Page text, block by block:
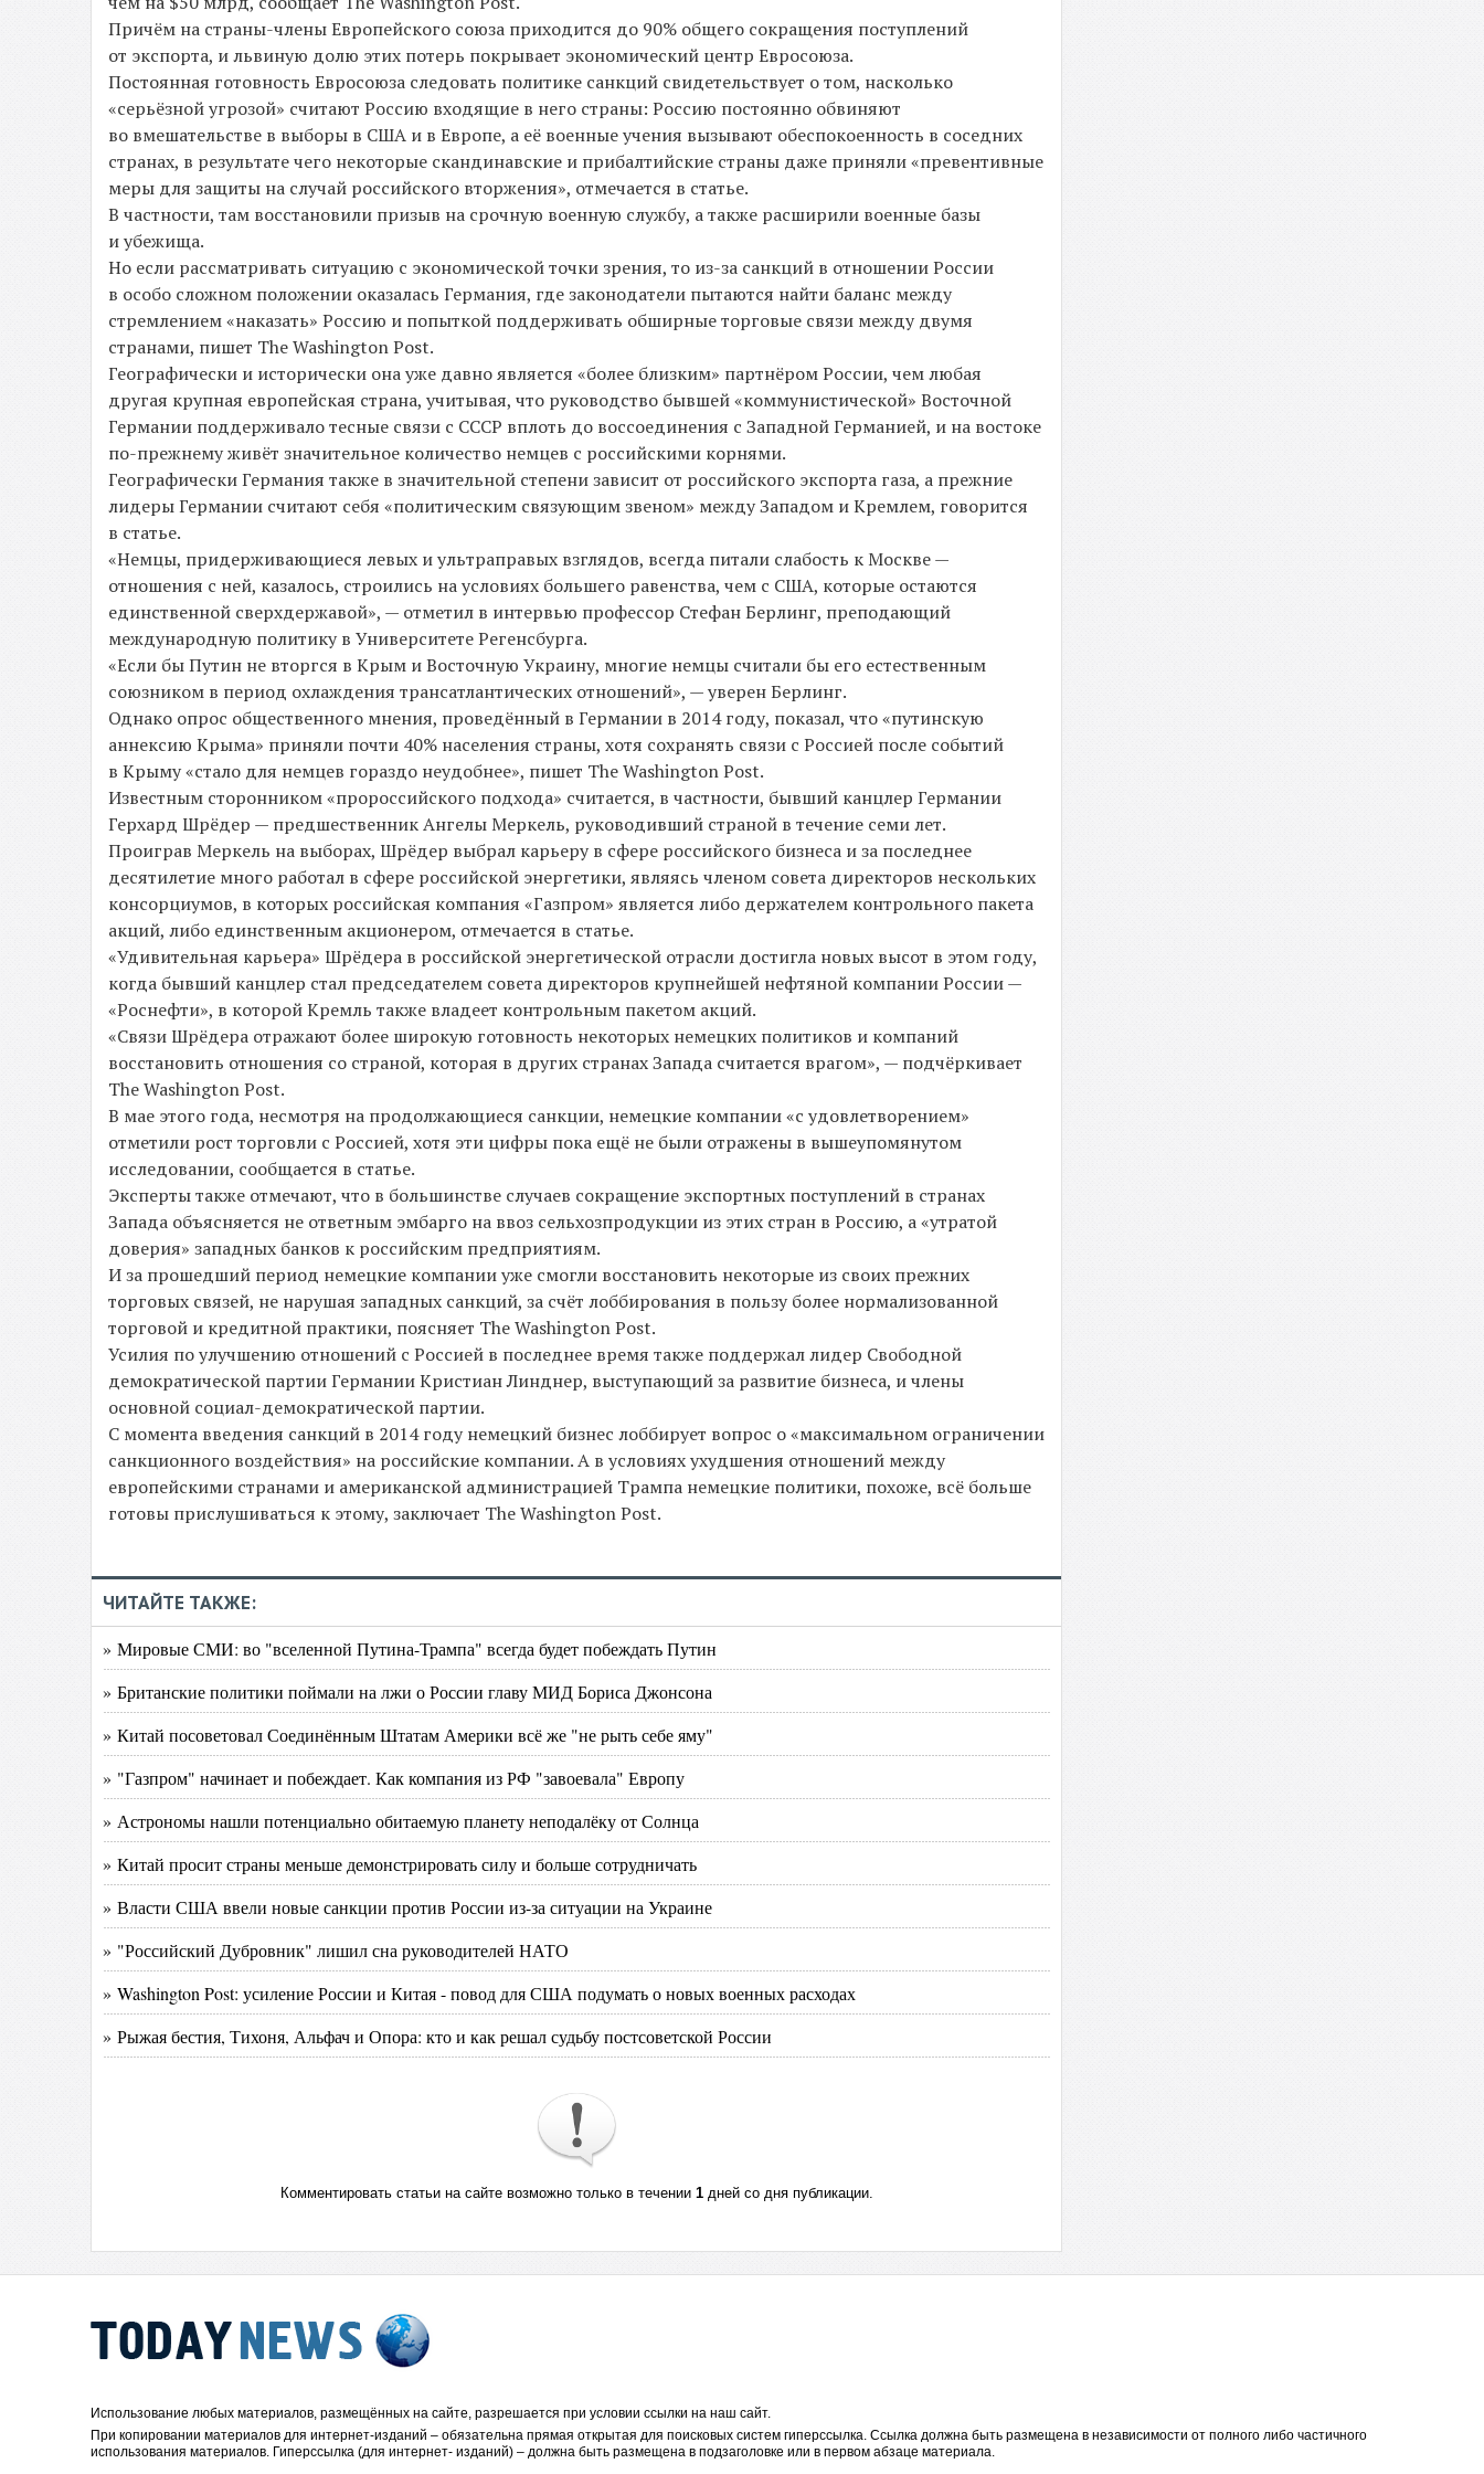
Причём на страны-члены Европейского союза приходится до 90% общего сокращения поступлений
от экспорта, и львиную долю этих потерь покрывает экономический центр Евросоюза.
Постоянная готовность Евросоюза следовать политике санкций свидетельствует о том, насколько
«серьёзной угрозой» считают Россию входящие в него страны: Россию постоянно обвиняют
во вмешательстве в выборы в США и в Европе, а её военные учения вызывают обеспокоенность в соседних
странах, в результате чего некоторые скандинавские и прибалтийские страны даже приняли «превентивные
меры для защиты на случай российского вторжения», отмечается в статье.
В частности, там восстановили призыв на срочную военную службу, а также расширили военные базы
и убежища.
Но если рассматривать ситуацию с экономической точки зрения, то из-за санкций в отношении России
в особо сложном положении оказалась Германия, где законодатели пытаются найти баланс между
стремлением «наказать» Россию и попыткой поддерживать обширные торговые связи между двумя
странами, пишет The Washington Post.
Географически и исторически она уже давно является «более близким» партнёром России, чем любая
другая крупная европейская страна, учитывая, что руководство бывшей «коммунистической» Восточной
Германии поддерживало тесные связи с СССР вплоть до воссоединения с Западной Германией, и на востоке
по-прежнему живёт значительное количество немцев с российскими корнями.
Географически Германия также в значительной степени зависит от российского экспорта газа, а прежние
лидеры Германии считают себя «политическим связующим звеном» между Западом и Кремлем, говорится
в статье.
«Немцы, придерживающиеся левых и ультраправых взглядов, всегда питали слабость к Москве —
отношения с ней, казалось, строились на условиях большего равенства, чем с США, которые остаются
единственной сверхдержавой», — отметил в интервью профессор Стефан Берлинг, преподающий
международную политику в Университете Регенсбурга.
«Если бы Путин не вторгся в Крым и Восточную Украину, многие немцы считали бы его естественным
союзником в период охлаждения трансатлантических отношений», — уверен Берлинг.
Однако опрос общественного мнения, проведённый в Германии в 2014 году, показал, что «путинскую
аннексию Крыма» приняли почти 40% населения страны, хотя сохранять связи с Россией после событий
в Крыму «стало для немцев гораздо неудобнее», пишет The Washington Post.
Известным сторонником «пророссийского подхода» считается, в частности, бывший канцлер Германии
Герхард Шрёдер — предшественник Ангелы Меркель, руководивший страной в течение семи лет.
Проиграв Меркель на выборах, Шрёдер выбрал карьеру в сфере российского бизнеса и за последнее
десятилетие много работал в сфере российской энергетики, являясь членом совета директоров нескольких
консорциумов, в которых российская компания «Газпром» является либо держателем контрольного пакета
акций, либо единственным акционером, отмечается в статье.
«Удивительная карьера» Шрёдера в российской энергетической отрасли достигла новых высот в этом году,
когда бывший канцлер стал председателем совета директоров крупнейшей нефтяной компании России —
«Роснефти», в которой Кремль также владеет контрольным пакетом акций.
«Связи Шрёдера отражают более широкую готовность некоторых немецких политиков и компаний
восстановить отношения со страной, которая в других странах Запада считается врагом», — подчёркивает
The Washington Post.
В мае этого года, несмотря на продолжающиеся санкции, немецкие компании «с удовлетворением»
отметили рост торговли с Россией, хотя эти цифры пока ещё не были отражены в вышеупомянутом
исследовании, сообщается в статье.
Эксперты также отмечают, что в большинстве случаев сокращение экспортных поступлений в странах
Запада объясняется не ответным эмбарго на ввоз сельхозпродукции из этих стран в Россию, а «утратой
доверия» западных банков к российским предприятиям.
И за прошедший период немецкие компании уже смогли восстановить некоторые из своих прежних
торговых связей, не нарушая западных санкций, за счёт лоббирования в пользу более нормализованной
торговой и кредитной практики, поясняет The Washington Post.
Усилия по улучшению отношений с Россией в последнее время также поддержал лидер Свободной
демократической партии Германии Кристиан Линднер, выступающий за развитие бизнеса, и члены
основной социал-демократической партии.
С момента введения санкций в 2014 году немецкий бизнес лоббирует вопрос о «максимальном ограничении
санкционного воздействия» на российские компании. А в условиях ухудшения отношений между
европейскими странами и американской администрацией Трампа немецкие политики, похоже, всё больше
готовы прислушиваться к этому, заключает The Washington Post.
ЧИТАЙТЕ ТАКЖЕ:
» Мировые СМИ: во "вселенной Путина-Трампа" всегда будет побеждать Путин
» Британские политики поймали на лжи о России главу МИД Бориса Джонсона
» Китай посоветовал Соединённым Штатам Америки всё же "не рыть себе яму"
» "Газпром" начинает и побеждает. Как компания из РФ "завоевала" Европу
» Астрономы нашли потенциально обитаемую планету неподалёку от Солнца
» Китай просит страны меньше демонстрировать силу и больше сотрудничать
» Власти США ввели новые санкции против России из-за ситуации на Украине
» "Российский Дубровник" лишил сна руководителей НАТО
» Washington Post: усиление России и Китая - повод для США подумать о новых военных расходах
» Рыжая бестия, Тихоня, Альфач и Опора: кто и как решал судьбу постсоветской России
Комментировать статьи на сайте возможно только в течении 1дней со дня публикации.
Использование любых материалов, размещённых на сайте, разрешается при условии ссылки на наш сайт.
При копировании материалов для интернет-изданий – обязательна прямая открытая для поисковых систем гиперссылка. Ссылка должна быть размещена в независимости от полного либо частичного
использования материалов. Гиперссылка (для интернет- изданий) – должна быть размещена в подзаголовке или в первом абзаце материала.